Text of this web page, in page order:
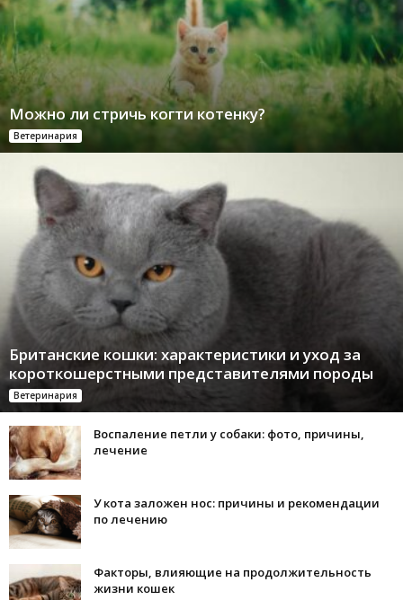
Можно ли стричь когти котенку?
Ветеринария
Британские кошки: характеристики и уход за
короткошерстными представителями породы
Ветеринария
Воспаление петли у собаки: фото, причины,
лечение
У кота заложен нос: причины и рекомендации
по лечению
Факторы, влияющие на продолжительность
жизни кошек